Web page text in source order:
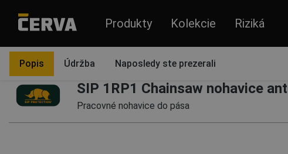
Produkty Kolekcie Riziká
Odevy
SIP 1RP1 Chainsaw nohavice
Pracovné nohavice do pása
Popis Údržba Naposledy ste prezerali